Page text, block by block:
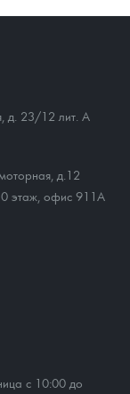
д. 23/12 лит. А
д.12
этаж, офис 911А
с 10:00 до